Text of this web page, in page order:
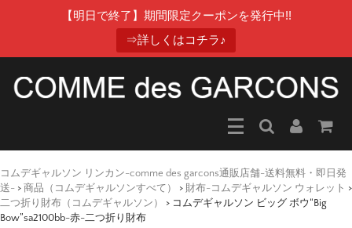
【明日で終了】期間限定クーポンを発行中!!
⇒詳しくはコチラ♪
コムデギャルソン リンカン-comme des garcons通販店舗-送料無料・即日発
送- > 商品（コムデギャルソンすべて） > 財布-コムデギャルソン ウォレット >
二つ折り財布（コムデギャルソン）
> コムデギャルソン ビッグ ボウ“Big
Bow”sa2100bb-赤-二つ折り財布